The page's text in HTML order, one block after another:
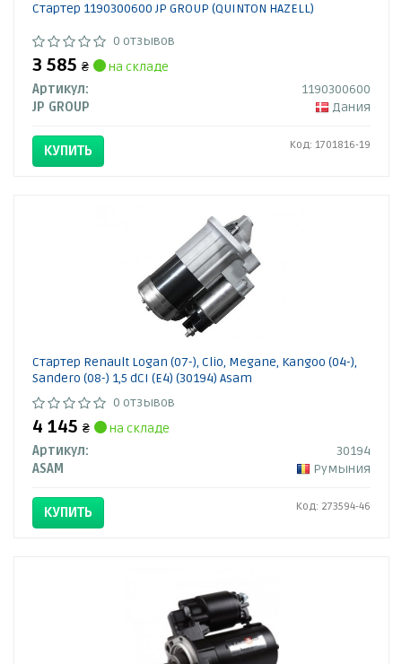
Стартер 1190300600 JP GROUP (QUINTON HAZELL)
0 отзывов
3 585 ₴
на складе
Артикул:
1190300600
JP GROUP
Дания
КУПИТЬ Код: 1701816-19
Стартер Renault Logan (07-), Clio, Megane, Kangoo (04-),
Sandero (08-) 1,5 dCI (E4) (30194) Asam
0 отзывов
4 145 ₴
на складе
Артикул:
30194
ASAM
Румыния
КУПИТЬ Код: 273594-46